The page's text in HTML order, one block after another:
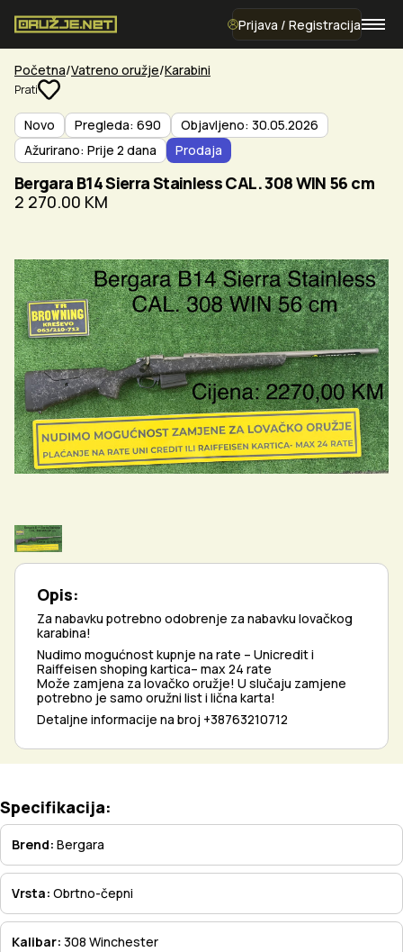
Prijava / Registracija
Početna Vatreno oružje Karabini
Prati
Novo Pregleda: 690
Objavljeno: 30.05.2026
Ažurirano: Prije 2 dana
Prodaja
Bergara B14 Sierra Stainless CAL. 308 WIN 56 cm
2 270.00 KM
Opis:
Za nabavku potrebno odobrenje za nabavku lovačkog
karabina!
Nudimo mogućnost kupnje na rate – Unicredit i
Raiffeisen shoping kartica– max 24 rate
Može zamjena za lovačko oružje! U slučaju zamjene
potrebno je samo oružni list i lična karta!
Detaljne informacije na broj +38763210712
Specifikacija:
Brend: Bergara
Vrsta: Obrtno-čepni
Kalibar: 308 Winchester